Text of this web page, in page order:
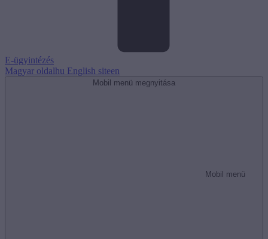
E-ügyintézés
Magyar oldalhu English siteen
Mobil menü megnyitása
Mobil menü